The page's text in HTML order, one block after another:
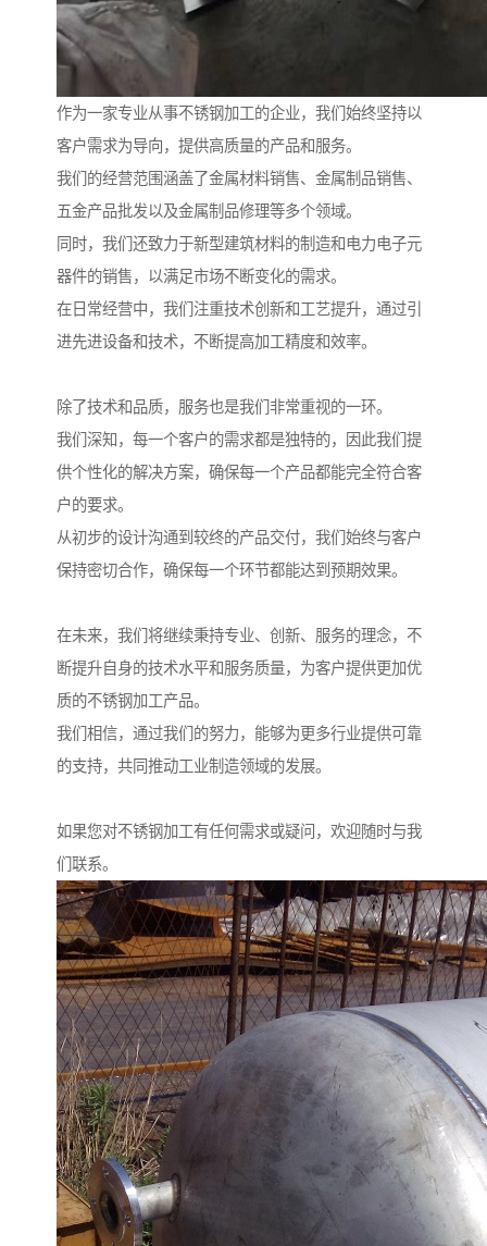
作为一家专业从事不锈钢加工的企业，我们始终坚持以
客户需求为导向，提供高质量的产品和服务。
我们的经营范围涵盖了金属材料销售、金属制品销售、
五金产品批发以及金属制品修理等多个领域。
同时，我们还致力于新型建筑材料的制造和电力电子元
器件的销售，以满足市场不断变化的需求。
在日常经营中，我们注重技术创新和工艺提升，通过引
进先进设备和技术，不断提高加工精度和效率。
除了技术和品质，服务也是我们非常重视的一环。
我们深知，每一个客户的需求都是独特的，因此我们提
供个性化的解决方案，确保每一个产品都能完全符合客
户的要求。
从初步的设计沟通到较终的产品交付，我们始终与客户
保持密切合作，确保每一个环节都能达到预期效果。
在未来，我们将继续秉持专业、创新、服务的理念，不
断提升自身的技术水平和服务质量，为客户提供更加优
质的不锈钢加工产品。
我们相信，通过我们的努力，能够为更多行业提供可靠
的支持，共同推动工业制造领域的发展。
如果您对不锈钢加工有任何需求或疑问，欢迎随时与我
们联系。